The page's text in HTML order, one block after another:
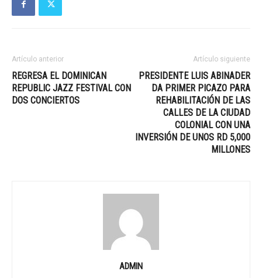
Artículo anterior
REGRESA EL DOMINICAN
REPUBLIC JAZZ FESTIVAL CON
DOS CONCIERTOS
Artículo siguiente
PRESIDENTE LUIS ABINADER
DA PRIMER PICAZO PARA
REHABILITACIÓN DE LAS
CALLES DE LA CIUDAD
COLONIAL CON UNA
INVERSIÓN DE UNOS RD 5,000
MILLONES
ADMIN